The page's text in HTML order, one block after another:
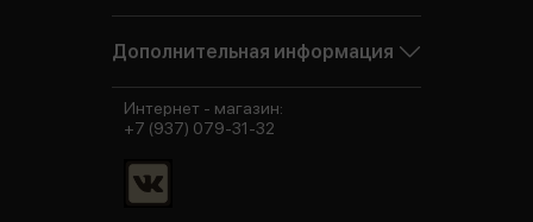
Дополнительная информация
Интернет - магазин:
+7 (937) 079-31-32